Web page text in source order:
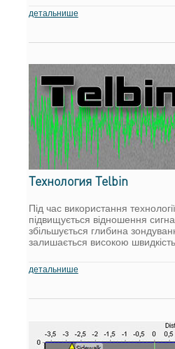
детальнише
Технология Telbin
Під час використання
підвищується відношення
збільшується глибина
залишається високою
детальнише